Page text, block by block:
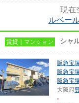
現在
ルベー
賃貸｜マンション シャ
阪急宝
阪急宝
阪急宝
大阪府
-